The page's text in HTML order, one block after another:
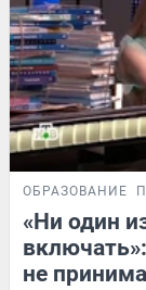
ОБРАЗОВАНИЕ
«Ни один
не